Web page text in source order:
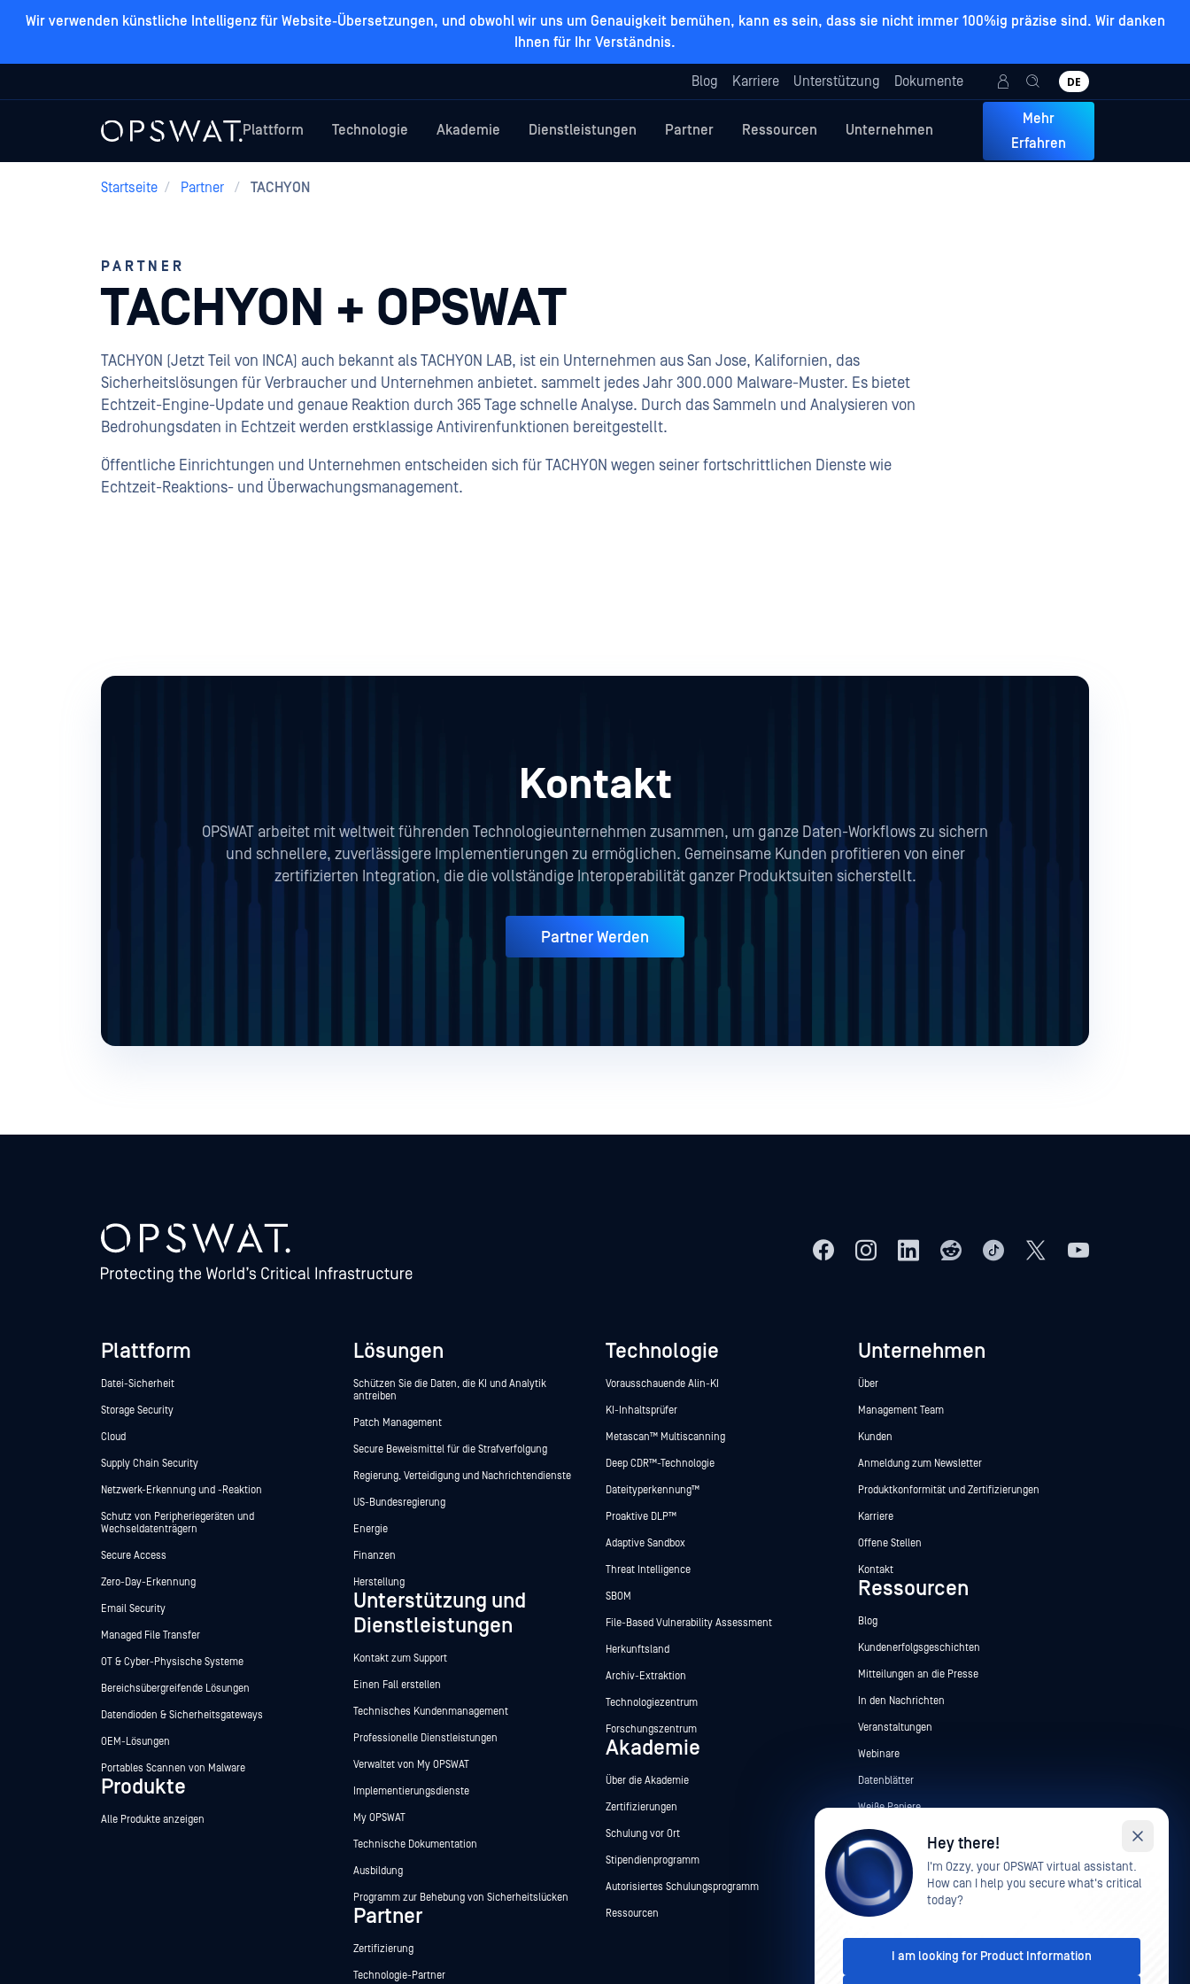
Wir verwenden künstliche Intelligenz für Website-Übersetzungen, und obwohl wir uns um Genauigkeit bemühen, kann es sein, dass sie nicht immer 100%ig präzise sind. Wir danken
Ihnen für Ihr Verständnis.
Blog Karriere Unterstützung Dokumente DE
Plattform Technologie Akademie Dienstleistungen Partner Ressourcen Unternehmen
Mehr
Erfahren
Startseite / Partner / TACHYON
PARTNER
TACHYON + OPSWAT
TACHYON (Jetzt Teil von INCA) auch bekannt als TACHYON LAB, ist ein Unternehmen aus San Jose, Kalifornien, das
Sicherheitslösungen für Verbraucher und Unternehmen anbietet. sammelt jedes Jahr 300.000 Malware-Muster. Es bietet
Echtzeit-Engine-Update und genaue Reaktion durch 365 Tage schnelle Analyse. Durch das Sammeln und Analysieren von
Bedrohungsdaten in Echtzeit werden erstklassige Antivirenfunktionen bereitgestellt.
Öffentliche Einrichtungen und Unternehmen entscheiden sich für TACHYON wegen seiner fortschrittlichen Dienste wie
Echtzeit-Reaktions- und Überwachungsmanagement.
Kontakt
OPSWAT arbeitet mit weltweit führenden Technologieunternehmen zusammen, um ganze Daten-Workflows zu sichern
und schnellere, zuverlässigere Implementierungen zu ermöglichen. Gemeinsame Kunden profitieren von einer
zertifizierten Integration, die die vollständige Interoperabilität ganzer Produktsuiten sicherstellt.
Partner Werden
Plattform
Datei-Sicherheit
Storage Security
Cloud
Supply Chain Security
Netzwerk-Erkennung und -Reaktion
Schutz von Peripheriegeräten und
Wechseldatenträgern
Secure Access
Zero-Day-Erkennung
Email Security
Managed File Transfer
OT & Cyber-Physische Systeme
Bereichsübergreifende Lösungen
Datendioden & Sicherheitsgateways
OEM-Lösungen
Portables Scannen von Malware
Produkte
Alle Produkte anzeigen
Lösungen
Schützen Sie die Daten, die KI und Analytik
antreiben
Patch Management
Secure Beweismittel für die Strafverfolgung
Regierung, Verteidigung und Nachrichtendienste
US-Bundesregierung
Energie
Finanzen
Herstellung
Unterstützung und
Dienstleistungen
Kontakt zum Support
Einen Fall erstellen
Technisches Kundenmanagement
Professionelle Dienstleistungen
Verwaltet von My OPSWAT
Implementierungsdienste
My OPSWAT
Technische Dokumentation
Ausbildung
Programm zur Behebung von Sicherheitslücken
Partner
Zertifizierung
Technologie-Partner
Technologie
Vorausschauende Alin-KI
KI-Inhaltsprüfer
Metascan™ Multiscanning
Deep CDR™-Technologie
Dateityperkennung™
Proaktive DLP™
Adaptive Sandbox
Threat Intelligence
SBOM
File-Based Vulnerability Assessment
Herkunftsland
Archiv-Extraktion
Technologiezentrum
Forschungszentrum
Akademie
Über die Akademie
Zertifizierungen
Schulung vor Ort
Stipendienprogramm
Autorisiertes Schulungsprogramm
Ressourcen
Unternehmen
Über
Management Team
Kunden
Anmeldung zum Newsletter
Produktkonformität und Zertifizierungen
Karriere
Offene Stellen
Kontakt
Ressourcen
Blog
Kundenerfolgsgeschichten
Mitteilungen an die Presse
In den Nachrichten
Veranstaltungen
Webinare
Datenblätter
Weiße Papiere
Kostenlose Tools
Hey there!
I'm Ozzy, your OPSWAT virtual assistant.
How can I help you secure what's critical
today?
I am looking for Product Information